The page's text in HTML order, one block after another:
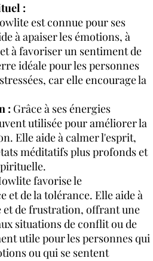
:
est connue pour ses
à apaiser les émotions, à
à favoriser un sentiment de
idéale pour les personnes
car elle encourage la
: Grâce à ses énergies
utilisée pour améliorer la
Elle aide à calmer l'esprit,
méditatifs plus profonds et
favorise le
et de la tolérance. Elle aide à
et de frustration, offrant une
situations de conflit ou de
utile pour les personnes qui
ou qui se sentent